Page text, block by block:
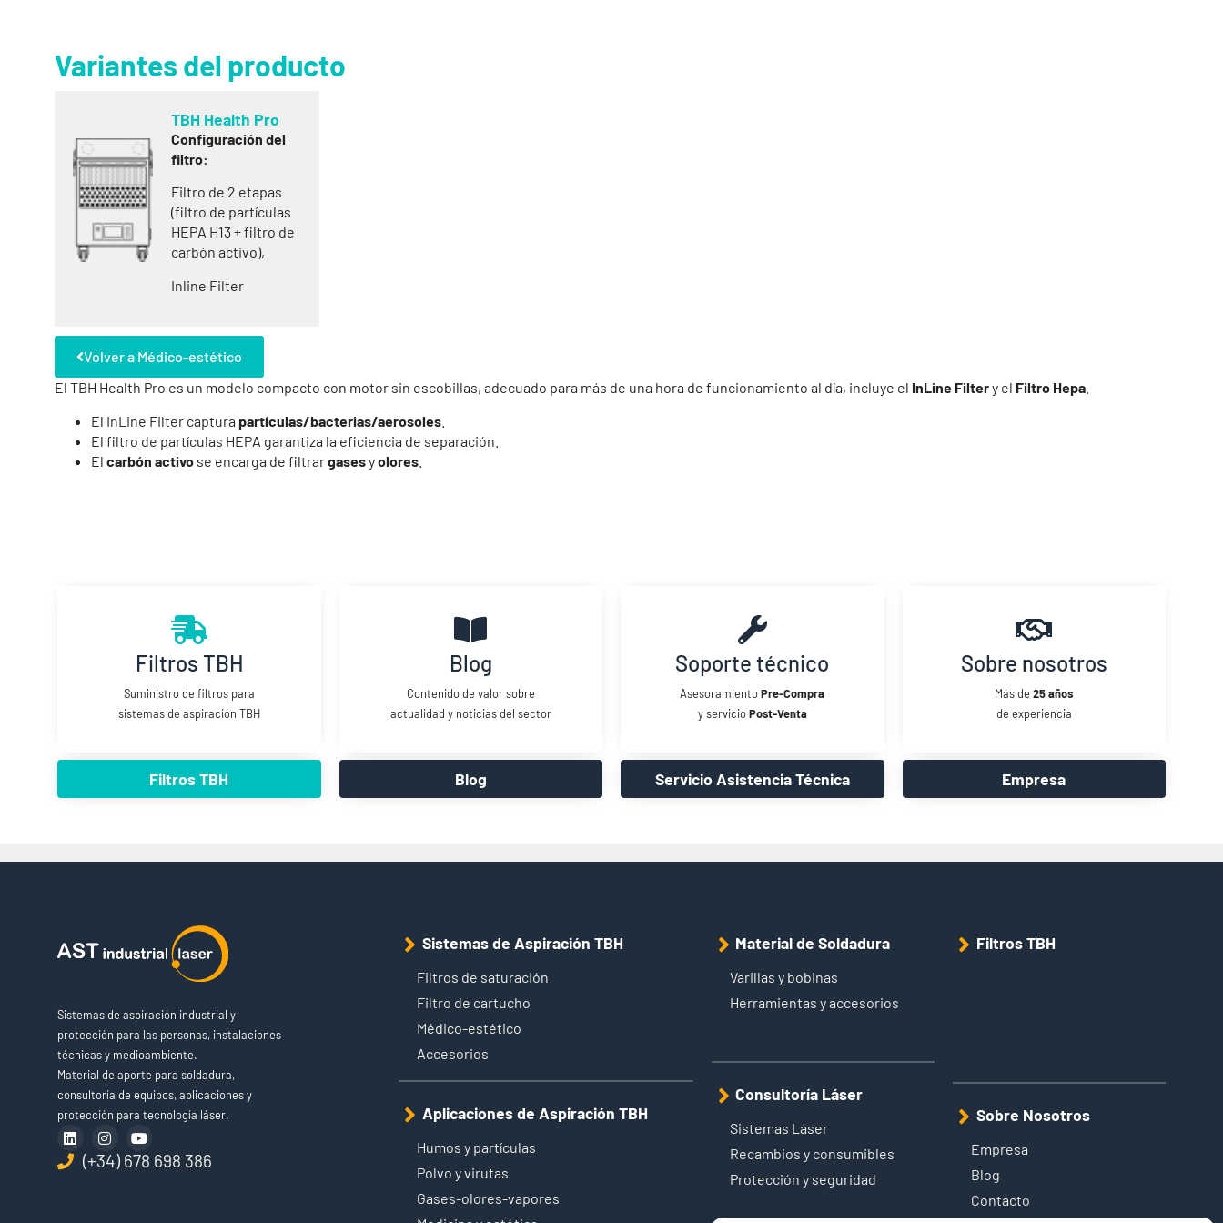
Variantes del producto
TBH Health Pro
Configuración del
filtro:
Filtro de 2 etapas
(filtro de partículas
HEPA H13 + filtro de
carbón activo),
Inline Filter
Volver a Médico-estético
El TBH Health Pro es un modelo compacto con motor sin escobillas, adecuado para más de una hora de funcionamiento al día, incluye el InLine Filtery el Filtro Hepa
El InLine Filter captura partículas/bacterias/aerosoles
El filtro de partículas HEPA garantiza la eficiencia de separación.
El carbón activo se encarga de filtrargasesyolores
Filtros TBH
Suministro de filtros para
sistemas de aspiración TBH
Filtros TBH
Blog
Contenido de valor sobre
actualidad y noticias del sector
Blog
Soporte técnico
AsesoramientoPre-Compra
y servicioPost-Venta
Servicio Asistencia Técnica
Sobre nosotros
Más de25 años
de experiencia
Empresa
Sistemas de aspiración industrial y
protección para las personas, instalaciones
técnicas y medioambiente.
Material de aporte para soldadura,
consultoría de equipos, aplicaciones y
protección para tecnología láser.
(+34) 678 698 386
Sistemas de Aspiración TBH
Filtros de saturación
Filtro de cartucho
Médico-estético
Accesorios
Aplicaciones de Aspiración TBH
Humos y partículas
Polvo y virutas
Gases-olores-vapores
Material de Soldadura
Varillas y bobinas
Herramientas y accesorios
Consultoría Láser
Sistemas Láser
Recambios y consumibles
Protección y seguridad
Filtros TBH
Sobre Nosotros
Empresa
Blog
Contacto